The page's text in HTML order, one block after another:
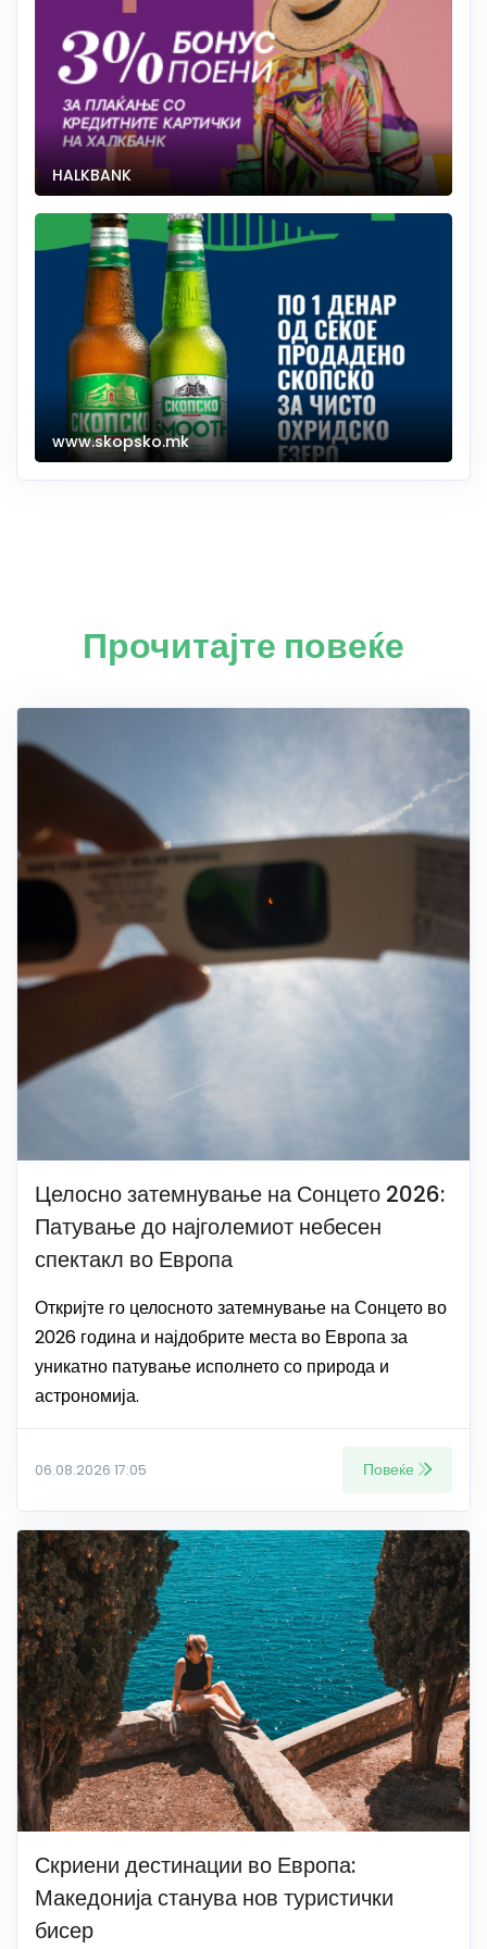
HALKBANK
www.skopsko.mk
Прочитајте повеќе
Целосно затемнување на Сонцето 2026:
Патување до најголемиот небесен
спектакл во Европа
Откријте го целосното затемнување на Сонцето во
2026 година и најдобрите места во Европа за
уникатно патување исполнето со природа и
астрономија.
06.08.2026 17:05 Повеќе
Скриени дестинации во Европа:
Македонија станува нов туристички
бисер